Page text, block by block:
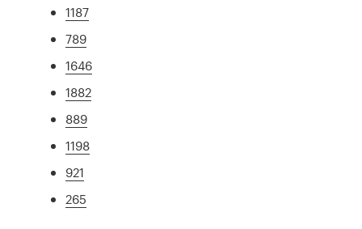
1187
789
1646
1882
889
1198
921
265